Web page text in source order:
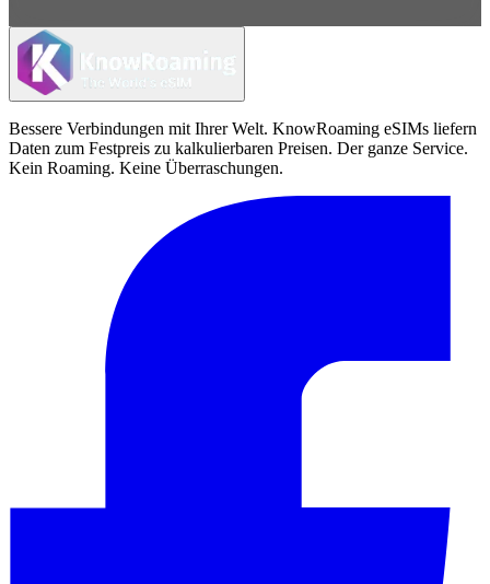
Bessere Verbindungen mit Ihrer Welt. KnowRoaming eSIMs liefern
Daten zum Festpreis zu kalkulierbaren Preisen. Der ganze Service.
Kein Roaming. Keine Überraschungen.